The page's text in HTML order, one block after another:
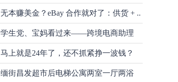
无本赚美金？eBay 合作就对了：供货 + ..
学生党、宝妈看过来——跨境电商助理
兼..
马上就是24年了，还不抓紧挣一波钱？
缅街昌发超市后电梯公寓两室一厅两浴